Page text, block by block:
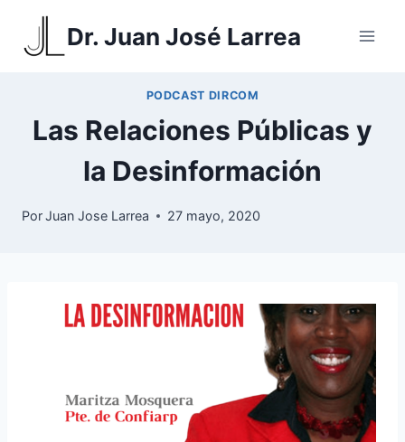
Saltar
Dr. Juan José Larrea
PODCAST DIRCOM
Las Relaciones Públicas y
la Desinformación
PorJuan Jose Larrea 27 mayo, 2020